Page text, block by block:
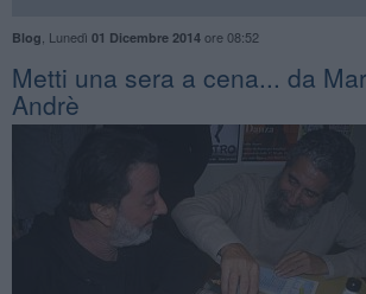
Blog Lunedì 01 Dicembre 2014ore 08:52
Metti una sera a cena... da
Andrè